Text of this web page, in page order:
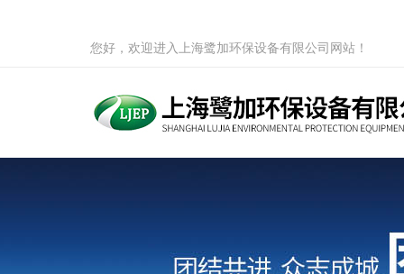
您好，欢迎进入上海鹭加环保设备有限公司网站！